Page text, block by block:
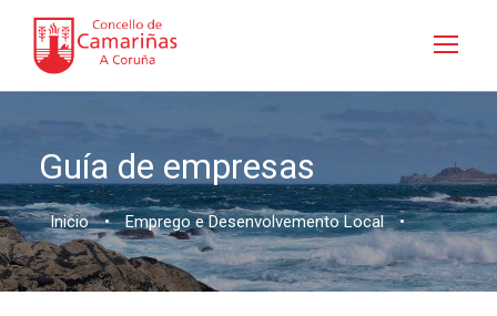
Guía de empresas
Inicio • Emprego e Desenvolvemento Local •